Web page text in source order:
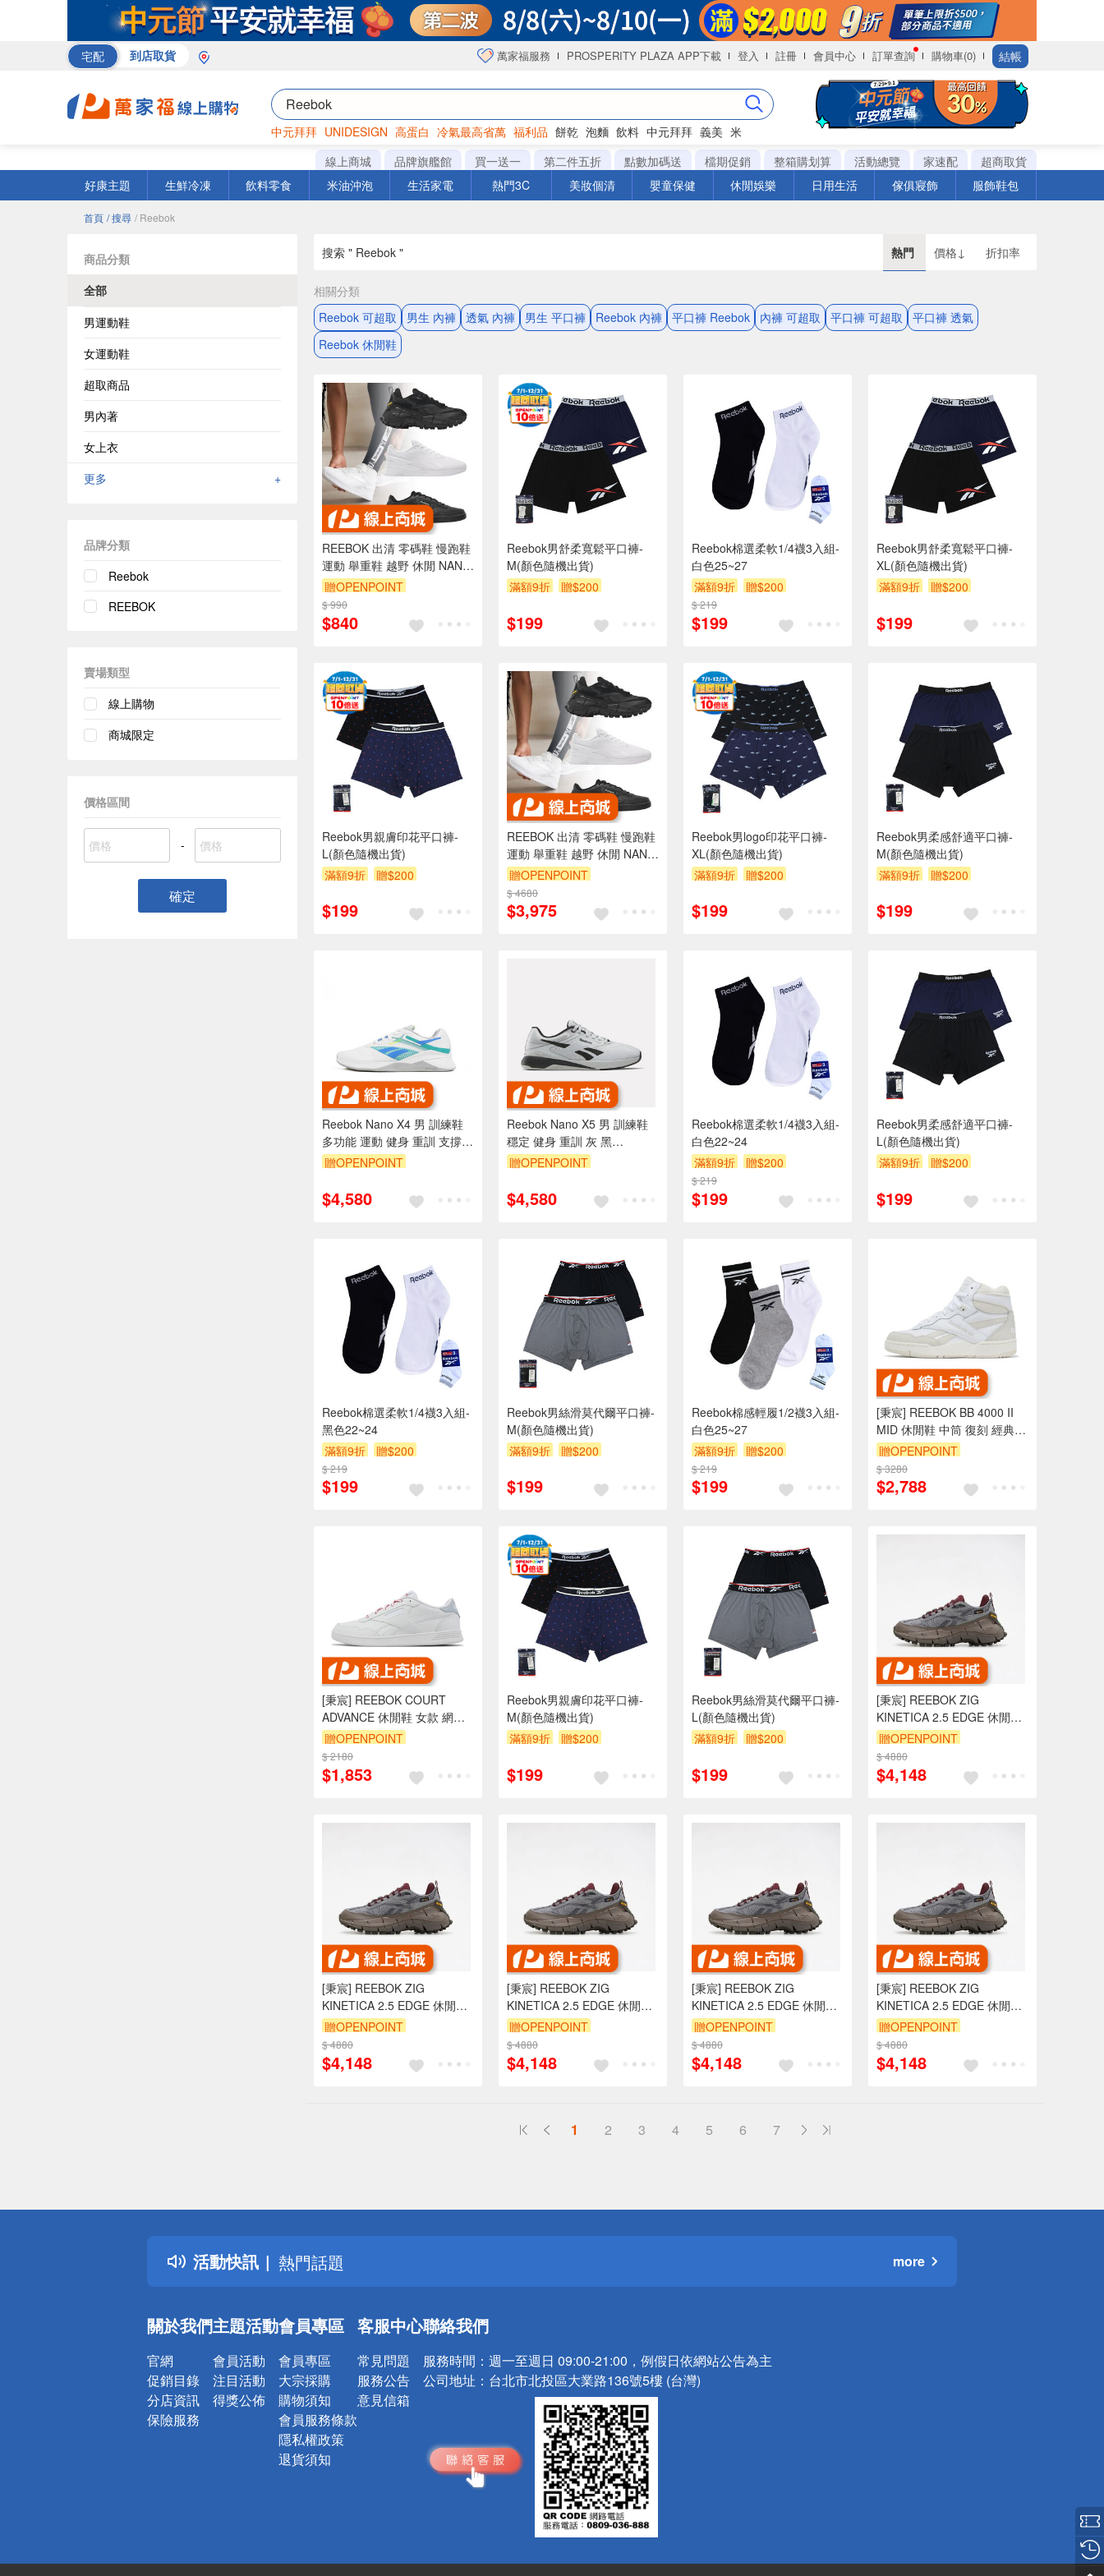
宅配 到店取貨 萬家福服務 PROSPERITY PLAZA APP下載 登入 註冊 會員中心 訂單查詢 購物車(0) 結帳
中元拜拜 UNIDESIGN 高蛋白 冷氣最高省萬 福利品 餅乾 泡麵 飲料 中元拜拜 義美 米
罐頭 咖啡 海苔
線上商城 品牌旗艦館 買一送一 第二件五折 點數加碼送 檔期促銷 整箱購划算 活動總覽 家速配
超商取貨
好康主題
生鮮冷凍 飲料零食 米油沖泡 生活家電 熱門3C 美妝個清 嬰童保健 休閒娛樂 日用生活 傢俱寢飾 服飾鞋包
首頁 / 搜尋 / Reebok
商品分類
全部
男運動鞋
女運動鞋
超取商品
男內著
女上衣
更多
+
品牌分類
Reebok
REEBOK
賣場類型
線上購物
商城限定
價格區間
-
確定
搜索 " Reebok " 熱門 價格↓ 折扣率
相關分類
Reebok 可超取
男生 內褲 透氣 內褲 男生 平口褲 Reebok 內褲 平口褲 Reebok 內褲 可超取 平口褲 可超取
平口褲 透氣
Reebok 休閒鞋
REEBOK 出清 零碼鞋 慢跑鞋
運動 舉重鞋 越野 休閒 NANO
X3 US13 大尺碼【樂買網】
贈OPENPOINT
$ 990
$840
Reebok男舒柔寬鬆平口褲-
M(顏色隨機出貨)
滿額9折
贈$200
$199
Reebok棉選柔軟1/4襪3入組-
白色25~27
滿額9折
贈$200
$ 219
$199
Reebok男舒柔寬鬆平口褲-
XL(顏色隨機出貨)
滿額9折
贈$200
$199
Reebok男親膚印花平口褲-
L(顏色隨機出貨)
滿額9折
贈$200
$199
REEBOK 出清 零碼鞋 慢跑鞋
運動 舉重鞋 越野 休閒 NANO
X3 US13 大尺碼【樂買網】
贈OPENPOINT
$ 4680
$3,975
Reebok男logo印花平口褲-
XL(顏色隨機出貨)
滿額9折
贈$200
$199
Reebok男柔感舒適平口褲-
M(顏色隨機出貨)
滿額9折
贈$200
$199
Reebok Nano X4 男 訓練鞋
多功能 運動 健身 重訓 支撐
透氣 膠底 白藍 [100204671]
贈OPENPOINT
$4,580
Reebok Nano X5 男 訓練鞋
穩定 健身 重訓 灰 黑
[100225449]
贈OPENPOINT
$4,580
Reebok棉選柔軟1/4襪3入組-
白色22~24
滿額9折
贈$200
$ 219
$199
Reebok男柔感舒適平口褲-
L(顏色隨機出貨)
滿額9折
贈$200
$199
Reebok棉選柔軟1/4襪3入組-
黑色22~24
滿額9折
贈$200
$ 219
$199
Reebok男絲滑莫代爾平口褲-
M(顏色隨機出貨)
滿額9折
贈$200
$199
Reebok棉感輕履1/2襪3入組-
白色25~27
滿額9折
贈$200
$ 219
$199
[秉宸] REEBOK BB 4000 II
MID 休閒鞋 中筒 復刻 經典款
100074749 23FW
贈OPENPOINT
$ 3280
$2,788
[秉宸] REEBOK COURT
ADVANCE 休閒鞋 女款 網球
鞋 運動鞋 小白鞋 白
100033765
贈OPENPOINT
$ 2180
$1,853
Reebok男親膚印花平口褲-
M(顏色隨機出貨)
滿額9折
贈$200
$199
Reebok男絲滑莫代爾平口褲-
L(顏色隨機出貨)
滿額9折
贈$200
$199
[秉宸] REEBOK ZIG
KINETICA 2.5 EDGE 休閒鞋
老爹 酒紅灰 100034215
US13
贈OPENPOINT
$ 4880
$4,148
[秉宸] REEBOK ZIG
KINETICA 2.5 EDGE 休閒鞋
老爹 酒紅灰 100034215
US13
贈OPENPOINT
$ 4880
$4,148
[秉宸] REEBOK ZIG
KINETICA 2.5 EDGE 休閒鞋
老爹 酒紅灰 100034215
US13
贈OPENPOINT
$ 4880
$4,148
[秉宸] REEBOK ZIG
KINETICA 2.5 EDGE 休閒鞋
老爹 酒紅灰 100034215
US13
贈OPENPOINT
$ 4880
$4,148
[秉宸] REEBOK ZIG
KINETICA 2.5 EDGE 休閒鞋
老爹 酒紅灰 100034215
US13
贈OPENPOINT
$ 4880
$4,148
1 2 3 4 5 6 7
活動快訊
詐騙網頁！請小心！
得獎公告
熱門話題
銀行優惠
詐騙網頁！請小心！
more
關於我們
官網
促銷目錄
分店資訊
保險服務
主題活動
會員活動
注目活動
得獎公佈
會員專區
會員專區
大宗採購
購物須知
會員服務條款
隱私權政策
退貨須知
客服中心
常見問題
服務公告
意見信箱
聯絡我們
服務時間： 週一至週日 09:00-21:00，例假日依網站公告為主
公司地址： 台北市北投區大業路136號5樓 (台灣)